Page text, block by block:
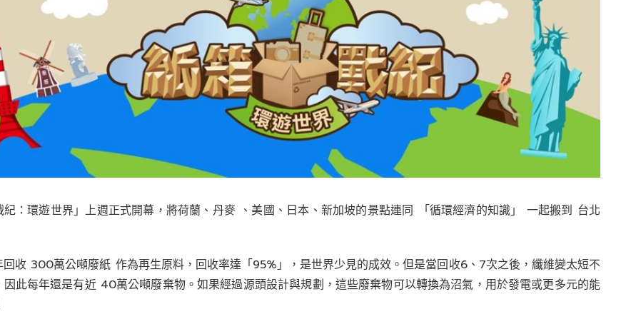
紀：環遊世界」上週正式開幕，將荷蘭、丹麥 、美國、日本、新加坡的景點連同 「循環經濟的知識」 一起搬到 台北
回收 300萬公噸廢紙 作為再生原料，回收率達「95%」，是世界少見的成效。但是當回收6、7次之後，纖維變太短不
因此每年還是有近 40萬公噸廢棄物。如果經過源頭設計與規劃，這些廢棄物可以轉換為沼氣，用於發電或更多元的能